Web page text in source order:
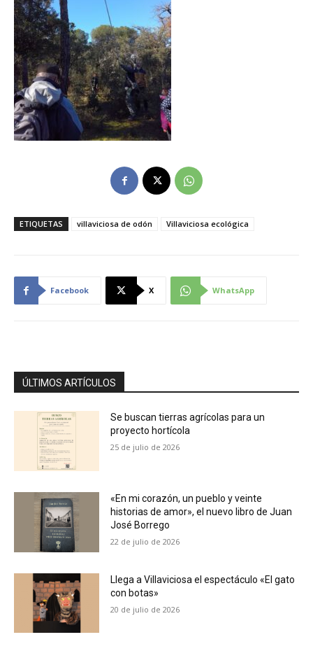
ETIQUETAS villaviciosa de odón Villaviciosa ecológica
Facebook X WhatsApp
ÚLTIMOS ARTÍCULOS
Se buscan tierras agrícolas para un
proyecto hortícola
25 de julio de 2026
«En mi corazón, un pueblo y veinte
historias de amor», el nuevo libro de Juan
José Borrego
22 de julio de 2026
Llega a Villaviciosa el espectáculo «El gato
con botas»
20 de julio de 2026